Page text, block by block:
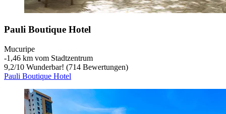
Pauli Boutique Hotel
Mucuripe
‐1,46 km vom Stadtzentrum
9,2/10 Wunderbar! (714 Bewertungen)
Pauli Boutique Hotel